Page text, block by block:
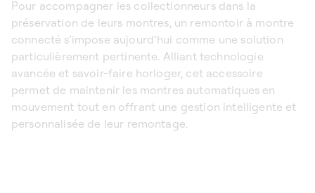
Pour accompagner les collectionneurs dans la
préservation de leurs montres, un remontoir à montre
connecté s’impose aujourd’hui comme une solution
particulièrement pertinente. Alliant technologie
avancée et savoir-faire horloger, cet accessoire
permet de maintenir les montres automatiques en
mouvement tout en offrant une gestion intelligente et
personnalisée de leur remontage.